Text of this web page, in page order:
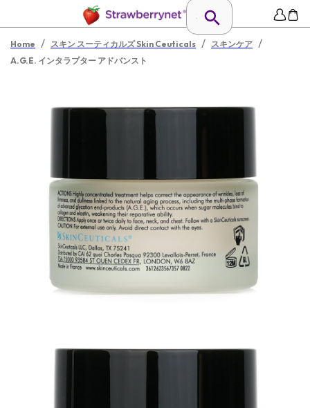
Home / スキン スーティカルズ Skin Ceuticals / スキンケア /
A.G.E. インタラプター アドバンスト